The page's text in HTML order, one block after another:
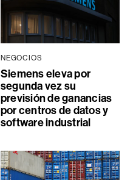
NEGOCIOS
Siemens eleva por
segunda vez su
previsión de ganancias
por centros de datos y
software industrial